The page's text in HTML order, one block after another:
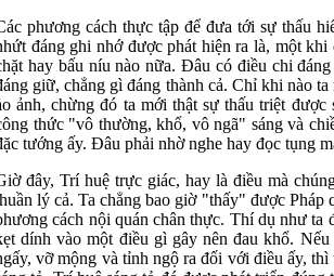
phương cách thực tập để đưa tới sự thấu
đáng ghi nhớ được phát hiện ra là, một khi
hay bấu níu nào nữa.Đâu có điều chi
giữ, chẳng gìđáng thành cả. Chỉ khi nào
ảnh, chừngđó ta mới thật sự thấu triệt
thức "vô thường, khổ, vô ngã" sáng và
tướng ấy. Đâu phải nhờ nghe hay đọc tụng m
đây, Trí huệ trực giác, hay là điều mà
lý cả. Ta chẳng bao giờ "thấy" được Pháp
cách nội quán chân thực. Thí dụ như ta
dính vào một điều gì gây nênđau khổ.
vỡ mộng và tỉnh ngộ rađối với điều ấy, thì